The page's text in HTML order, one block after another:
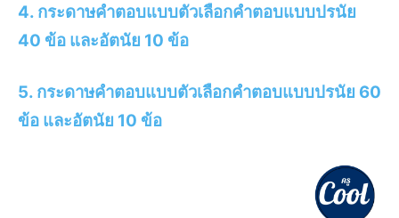
4. กระดาษคำตอบแบบตัวเลือกคำตอบแบบปรนัย
40 ข้อ และอัตนัย 10 ข้อ
5. กระดาษคำตอบแบบตัวเลือกคำตอบแบบปรนัย 60
ข้อ และอัตนัย 10 ข้อ